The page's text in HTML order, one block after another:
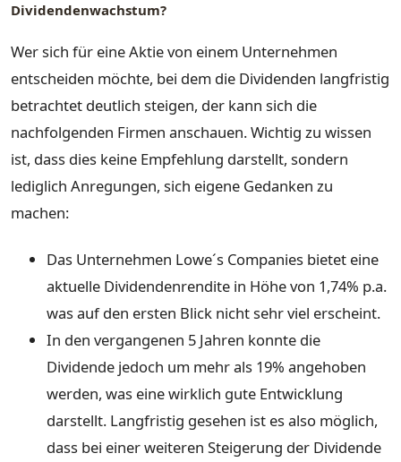
Dividendenwachstum?
Wer sich für eine Aktie von einem Unternehmen
entscheiden möchte, bei dem die Dividenden langfristig
betrachtet deutlich steigen, der kann sich die
nachfolgenden Firmen anschauen. Wichtig zu wissen
ist, dass dies keine Empfehlung darstellt, sondern
lediglich Anregungen, sich eigene Gedanken zu
machen:
Das Unternehmen Lowe´s Companies bietet eine
aktuelle Dividendenrendite in Höhe von 1,74% p.a.
was auf den ersten Blick nicht sehr viel erscheint.
In den vergangenen 5 Jahren konnte die
Dividende jedoch um mehr als 19% angehoben
werden, was eine wirklich gute Entwicklung
darstellt. Langfristig gesehen ist es also möglich,
dass bei einer weiteren Steigerung der Dividende